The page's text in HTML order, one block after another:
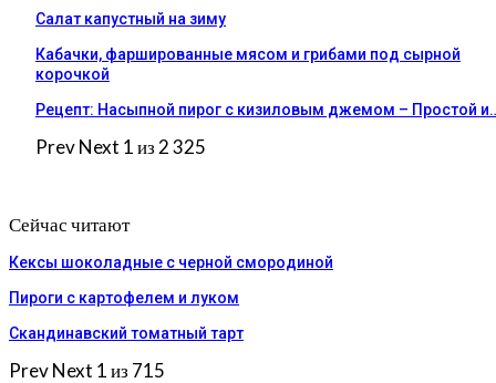
Салат капустный на зиму
Кабачки, фаршированные мясом и грибами под сырной
корочкой
Рецепт: Насыпной пирог с кизиловым джемом – Простой
PrevNext 1 из 2 325
Сейчас читают
Кексы шоколадные с черной смородиной
Пироги c картофелем и луком
Скандинавский томатный тарт
PrevNext 1 из 715